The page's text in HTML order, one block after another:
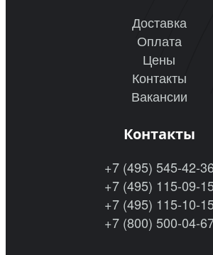
Доставка
Оплата
Цены
Контакты
Вакансии
Контакты
+7 (495) 545-42-
+7 (495) 115-09-
+7 (495) 115-10-
+7 (800) 500-04-